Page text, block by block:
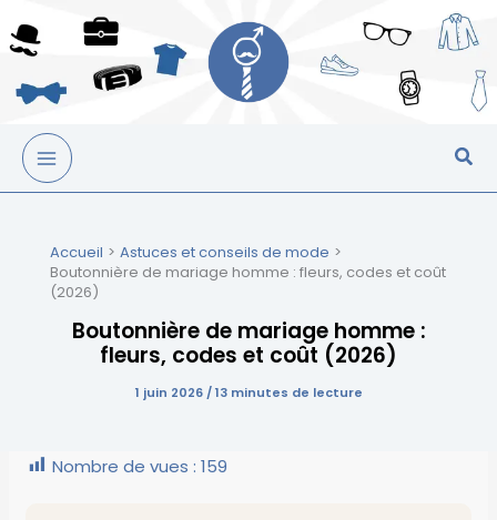
au
Accueil
Astuces et conseils de mode
Boutonnière de mariage homme : fleurs, codes et coût
(2026)
Boutonnière de mariage homme :
fleurs, codes et coût (2026)
1 juin 2026 /13 minutes de lecture
Nombre de vues : 159